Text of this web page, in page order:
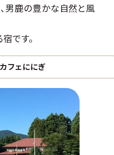
男鹿の豊かな自然と風
です。
フェににぎ